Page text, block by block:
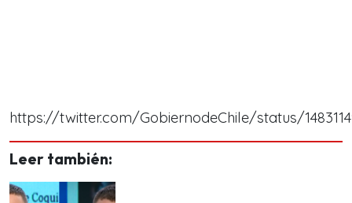
https://twitter.com/GobiernodeChile/status/
Leer también: